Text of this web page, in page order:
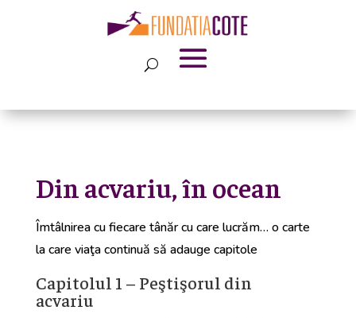
Din acvariu, în ocean
Îmtâlnirea cu fiecare tânăr cu care lucrăm… o carte
la care viaţa continuă să adauge capitole
Capitolul 1 – Peştişorul din
acvariu